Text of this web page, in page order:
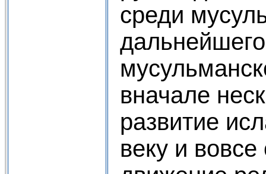
среди
вначале
развитие
веку и